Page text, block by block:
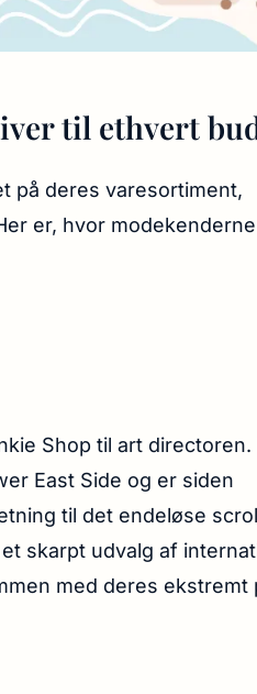
til ethvert
på deres varesortiment,
er, hvor
Shop til art directoren.
East Side og er siden
til det endeløse
skarpt udvalg af
med deres